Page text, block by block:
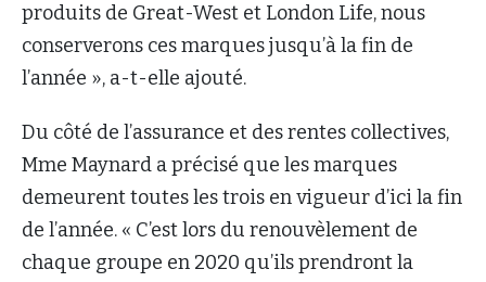
produits de Great-West et London Life, nous
conserverons ces marques jusqu’à la fin de
l’année », a-t-elle ajouté.
Du côté de l’assurance et des rentes collectives,
Mme Maynard a précisé que les marques
demeurent toutes les trois en vigueur d’ici la fin
de l’année. « C’est lors du renouvèlement de
chaque groupe en 2020 qu’ils prendront la